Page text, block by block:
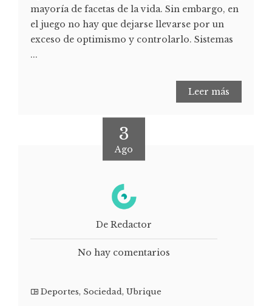
mayoría de facetas de la vida. Sin embargo, en
el juego no hay que dejarse llevarse por un
exceso de optimismo y controlarlo. Sistemas
...
Leer más
3
Ago
De Redactor
No hay comentarios
Deportes, Sociedad, Ubrique